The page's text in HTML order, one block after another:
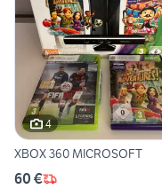
4
XBOX 360 MICROSOFT
60 €